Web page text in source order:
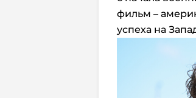
фильм –
успеха на